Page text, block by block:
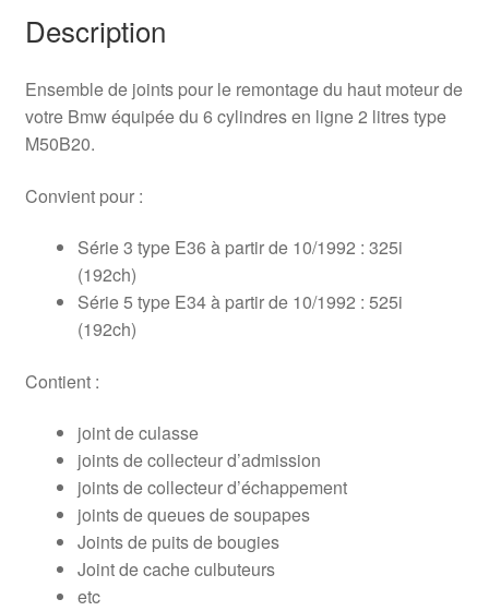
10/1992)
Description
Ensemble de joints pour le remontage du haut moteur de
votre Bmw équipée du 6 cylindres en ligne 2 litres type
M50B20.
Convient pour :
Série 3 type E36 à partir de 10/1992 : 325i
(192ch)
Série 5 type E34 à partir de 10/1992 : 525i
(192ch)
Contient :
joint de culasse
joints de collecteur d’admission
joints de collecteur d’échappement
joints de queues de soupapes
Joints de puits de bougies
Joint de cache culbuteurs
etc